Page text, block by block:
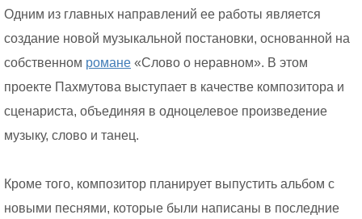
Одним из главных направлений ее работы является
создание новой музыкальной постановки, основанной на
собственном романе «Слово о неравном». В этом
проекте Пахмутова выступает в качестве композитора и
сценариста, объединяя в одноцелевое произведение
музыку, слово и танец.
Кроме того, композитор планирует выпустить альбом с
новыми песнями, которые были написаны в последние